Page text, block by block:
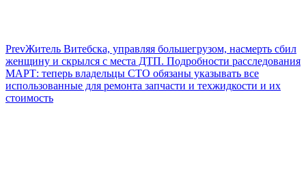
PrevЖитель Витебска, управляя большегрузом, насмерть сбил
женщину и скрылся с места ДТП. Подробности расследования
МАРТ: теперь владельцы СТО обязаны указывать все
использованные для ремонта запчасти и техжидкости и их
стоимость